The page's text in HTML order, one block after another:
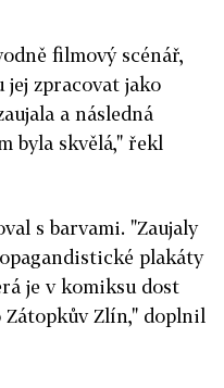
filmový scénář,
jej zpracovat jako
a následná
byla skvělá," řekl
s barvami. "Zaujaly
plakáty
je v komiksu dost
Zlín," doplnil